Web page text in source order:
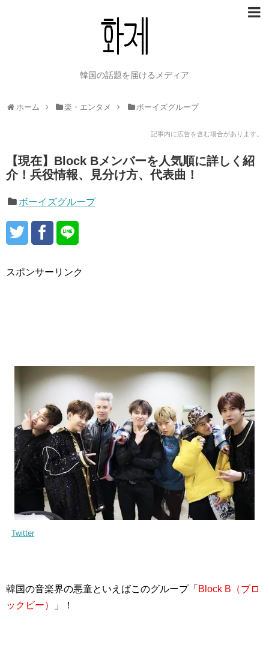
韓国の話題を届けるメディア
ホーム 楽・エンタメ ボーイズグループ
記事内に広告を含む場合があります。
【現在】Block Bメンバーを人気順に詳しく紹
介！兵役情報、見分け方、代表曲！
ボーイズグループ
スポンサーリンク
Twitter
韓国の音楽界の悪童といえばこのグループ「 Block B（ブロ
ックビー）
」！